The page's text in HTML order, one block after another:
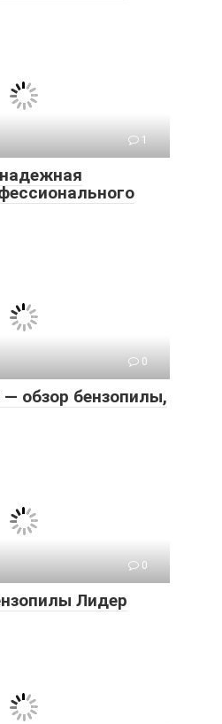
1
0
— обзор бензопилы,
0
Лидер